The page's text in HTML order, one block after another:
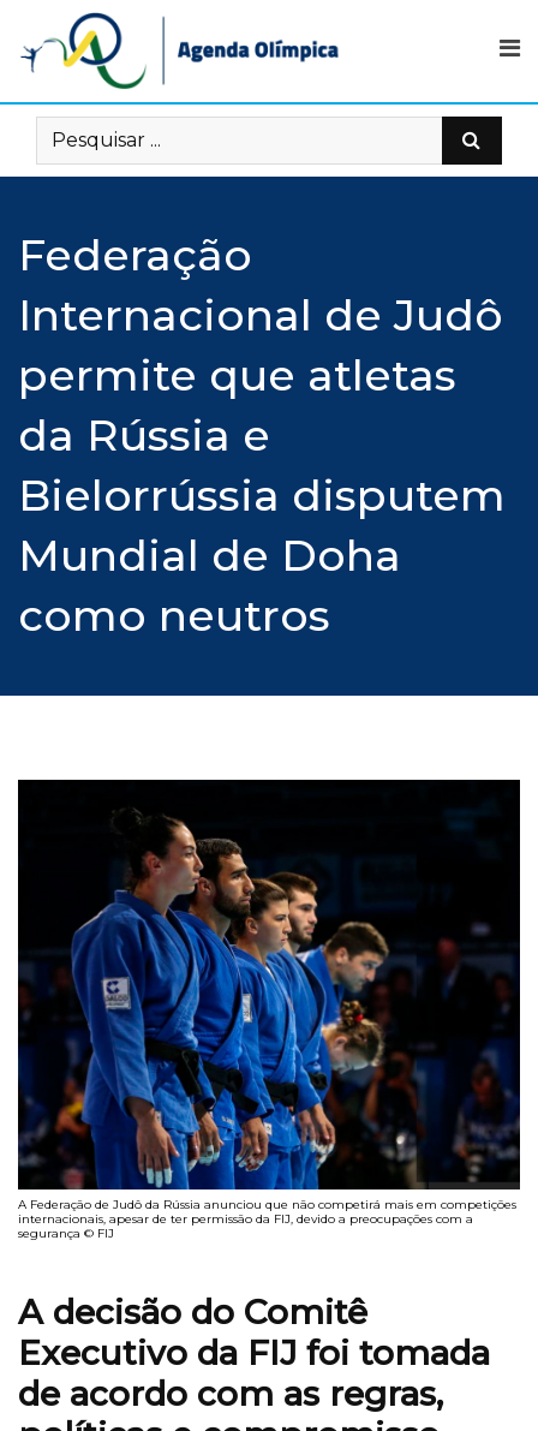
content
Federação
Internacional de Judô
permite que atletas
da Rússia e
Bielorrússia disputem
Mundial de Doha
como neutros
A Federação de Judô da Rússia anunciou que não competirá mais em competições
internacionais, apesar de ter permissão da FIJ, devido a preocupações com a
segurança © FIJ
A decisão do Comitê
Executivo da FIJ foi tomada
de acordo com as regras,